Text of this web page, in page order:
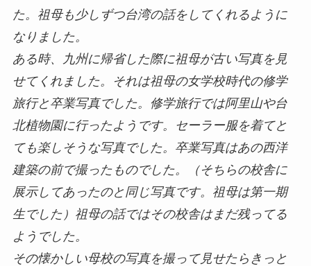
た。祖母も少しずつ台湾の話をしてくれるように
なりました。
ある時、九州に帰省した際に祖母が古い写真を見
せてくれました。それは祖母の女学校時代の修学
旅行と卒業写真でした。修学旅行では阿里山や台
北植物園に行ったようです。セーラー服を着てと
ても楽しそうな写真でした。卒業写真はあの西洋
建築の前で撮ったものでした。（そちらの校舎に
展示してあったのと同じ写真です。祖母は第一期
生でした）祖母の話ではその校舎はまだ残ってる
ようでした。
その懐かしい母校の写真を撮って見せたらきっと